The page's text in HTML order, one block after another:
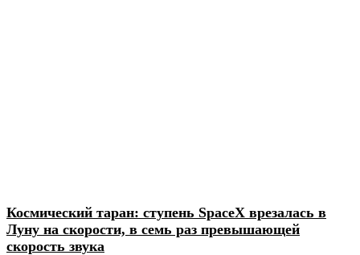
Космический таран: ступень SpaceX врезалась в
Луну на скорости, в семь раз превышающей
скорость звука